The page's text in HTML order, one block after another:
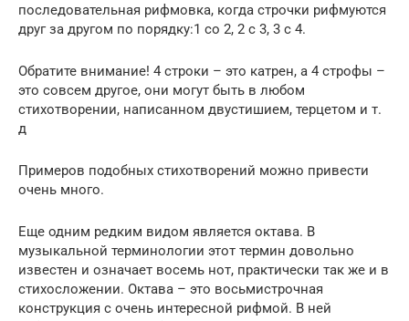
последовательная рифмовка, когда строчки рифмуются
друг за другом по порядку:1 со 2, 2 с 3, 3 с 4.
Обратите внимание! 4 строки – это катрен, а 4 строфы –
это совсем другое, они могут быть в любом
стихотворении, написанном двустишием, терцетом и т.
д
Примеров подобных стихотворений можно привести
очень много.
Еще одним редким видом является октава. В
музыкальной терминологии этот термин довольно
известен и означает восемь нот, практически так же и в
стихосложении. Октава – это восьмистрочная
конструкция с очень интересной рифмой. В ней